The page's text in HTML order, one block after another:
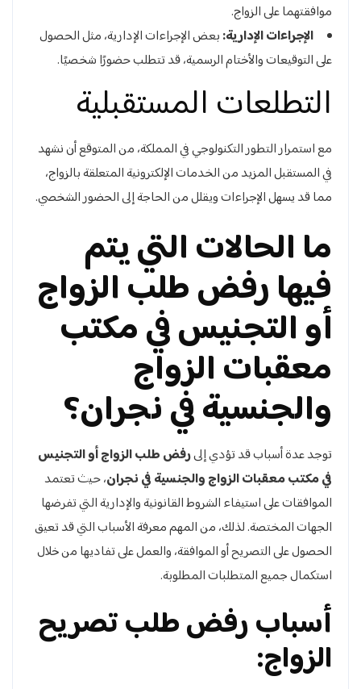
موافقتهما على الزواج.
الإجراءات الإدارية:بعض الإجراءات الإدارية، مثل الحصول
على التوقيعات والأختام الرسمية، قد تتطلب حضورًا شخصيًا.
التطلعات المستقبلية
مع استمرار التطور التكنولوجي في المملكة، من المتوقع أن نشهد
في المستقبل المزيد من الخدمات الإلكترونية المتعلقة بالزواج،
مما قد يسهل الإجراءات ويقلل من الحاجة إلى الحضور الشخصي.
ما الحالات التي يتم
فيها رفض طلب الزواج
أو التجنيس في مكتب
معقبات الزواج
والجنسية في نجران؟
توجد عدة أسباب قد تؤدي إلىرفض طلب الزواج أو التجنيس
في مكتب معقبات الزواج والجنسية في نجران، حيث تعتمد
الموافقات على استيفاء الشروط القانونية والإدارية التي تفرضها
الجهات المختصة. لذلك، من المهم معرفة الأسباب التي قد تعيق
الحصول على التصريح أو الموافقة، والعمل على تفاديها من خلال
استكمال جميع المتطلبات المطلوبة.
أسباب رفض طلب تصريح
الزواج: